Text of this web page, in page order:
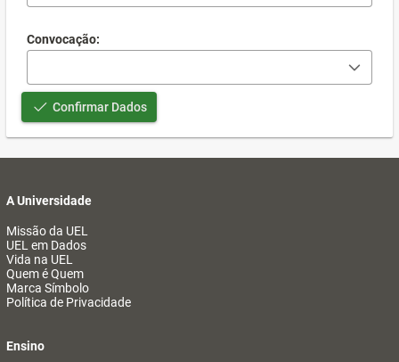
Convocação:
Confirmar Dados
A Universidade
Missão da UEL
UEL em Dados
Vida na UEL
Quem é Quem
Marca Símbolo
Política de Privacidade
Ensino